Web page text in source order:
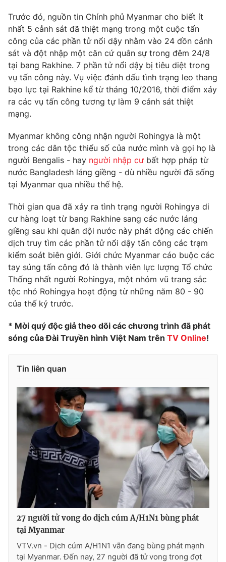
Sản phẩm
Thị trường
Tư vấn
Giao lưu trực tuyến
Lịch phát sóng
Chuyên mục khác
Emagazine Podcast
Video Shorts video
VTV Money VTV Thể thao
VTV Sức khoẻ Bất động sản
Thị trường 24h Tấm lòng Việt
VTV4 Vươn mình bằng AI
VTV9
Liên hệ tòa soạn English
Theo dõi báo trên
Cơ quan chủ quản:Đài Truyền hình Việt Nam
Cơ quan báo chí:
Thời báo VTV
Giấy phép hoạt động báo in và báo điện tử số 483/GP-BTTTT
cấp ngày 29/12/2023
Tổng Biên tập:Vũ Thanh Thủy
Phó Tổng Biên tập:
Tổng đài VTV: 024.38 355 931 - 024.38 355 932
Trước đó, nguồn tin Chính phủ Myanmar cho biết ít
nhất 5 cảnh sát đã thiệt mạng trong một cuộc tấn
công của các phần tử nổi dậy nhằm vào 24 đồn cảnh
sát và đột nhập một căn cứ quân sự trong đêm 24/8
tại bang Rakhine. 7 phần tử nổi dậy bị tiêu diệt trong
vụ tấn công này. Vụ việc đánh dấu tình trạng leo thang
bạo lực tại Rakhine kể từ tháng 10/2016, thời điểm xảy
ra các vụ tấn công tương tự làm 9 cảnh sát thiệt
mạng.
Myanmar không công nhận người Rohingya là một
trong các dân tộc thiểu số của nước mình và gọi họ là
người Bengalis - hay người nhập cưbất hợp pháp từ
nước Bangladesh láng giềng - dù nhiều người đã sống
tại Myanmar qua nhiều thế hệ.
Thời gian qua đã xảy ra tình trạng người Rohingya di
cư hàng loạt từ bang Rakhine sang các nước láng
giềng sau khi quân đội nước này phát động các chiến
dịch truy tìm các phần tử nổi dậy tấn công các trạm
kiểm soát biên giới. Giới chức Myanmar cáo buộc các
tay súng tấn công đó là thành viên lực lượng Tổ chức
Thống nhất người Rohingya, một nhóm vũ trang sắc
tộc nhỏ Rohingya hoạt động từ những năm 80 - 90
của thế kỷ trước.
* Mời quý độc giả theo dõi các chương trình đã phát
sóng của Đài Truyền hình Việt Nam trên TV Online!
Tin liên quan
27 người tử vong do dịch cúm A/H1N1 bùng phát
tại Myanmar
VTV.vn - Dịch cúm A/H1N1 vẫn đang bùng phát mạnh
tại Myanmar. Đến nay, 27 người đã tử vong trong đợt